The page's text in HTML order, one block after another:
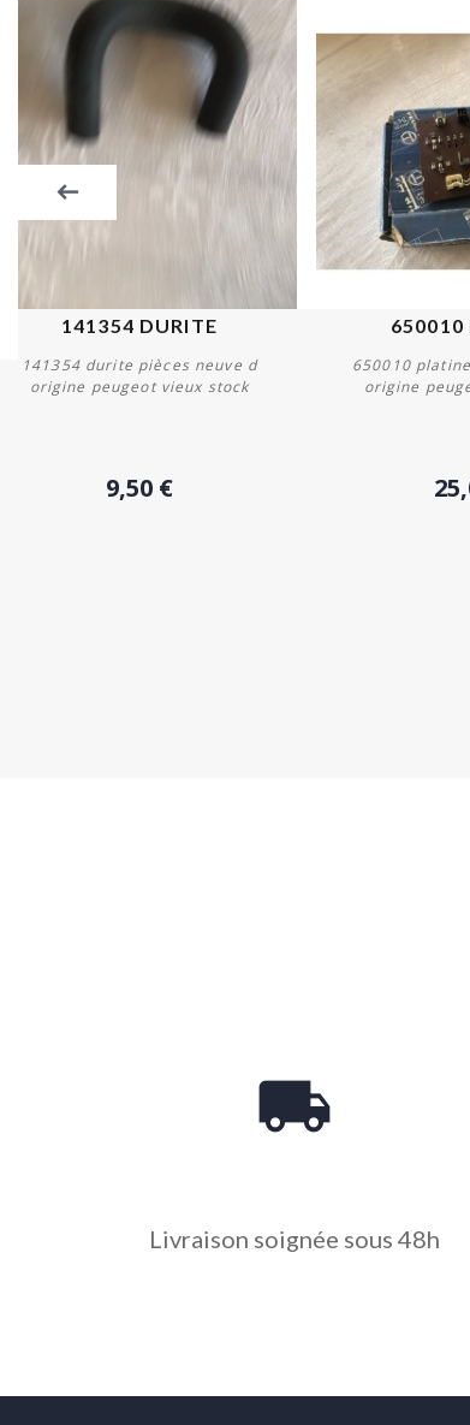
141354 DURITE
141354 durite pièces neuve d
origine peugeot vieux stock
9,50 €
650010
650010
origine
local_shipping
Livraison soignée sous 48h